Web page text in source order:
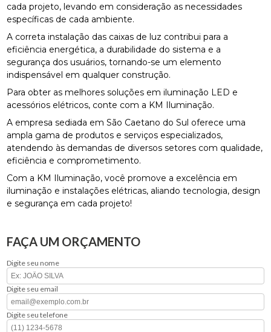
cada projeto, levando em consideração as necessidades
específicas de cada ambiente.
A correta instalação das caixas de luz contribui para a
eficiência energética, a durabilidade do sistema e a
segurança dos usuários, tornando-se um elemento
indispensável em qualquer construção.
Para obter as melhores soluções em iluminação LED e
acessórios elétricos, conte com a KM Iluminação.
A empresa sediada em São Caetano do Sul oferece uma
ampla gama de produtos e serviços especializados,
atendendo às demandas de diversos setores com qualidade,
eficiência e comprometimento.
Com a KM Iluminação, você promove a excelência em
iluminação e instalações elétricas, aliando tecnologia, design
e segurança em cada projeto!
FAÇA UM ORÇAMENTO
Digite seu nome
Digite seu email
Digite seu telefone